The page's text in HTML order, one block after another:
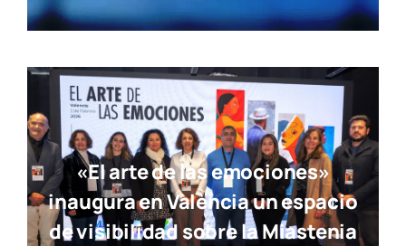
«El arte de las emociones»
inaugura en València un espacio
de visibilidad sobre la Miastenia